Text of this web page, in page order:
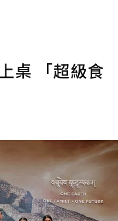
桌 「超級食